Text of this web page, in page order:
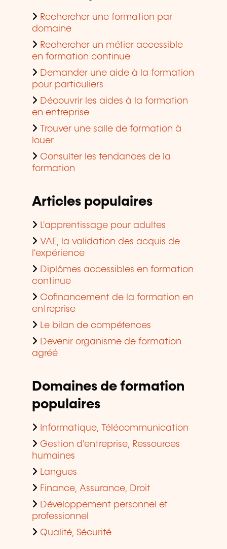
Rechercher une formation par
domaine
Rechercher un métier accessible
en formation continue
Demander une aide à la formation
pour particuliers
Découvrir les aides à la formation
en entreprise
Trouver une salle de formation à
louer
Consulter les tendances de la
formation
Articles populaires
L'apprentissage pour adultes
VAE, la validation des acquis de
l'expérience
Diplômes accessibles en formation
continue
Cofinancement de la formation en
entreprise
Le bilan de compétences
Devenir organisme de formation
agréé
Domaines de formation
populaires
Informatique, Télécommunication
Gestion d'entreprise, Ressources
humaines
Langues
Finance, Assurance, Droit
Développement personnel et
professionnel
Qualité, Sécurité